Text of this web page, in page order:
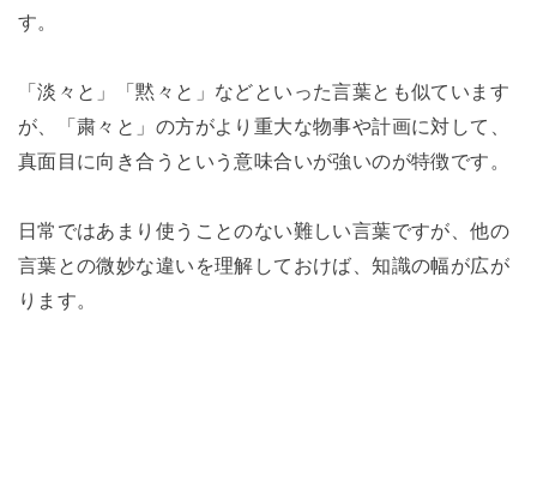
す。
「淡々と」「黙々と」などといった言葉とも似ています
が、「粛々と」の方がより重大な物事や計画に対して、
真面目に向き合うという意味合いが強いのが特徴です。
日常ではあまり使うことのない難しい言葉ですが、他の
言葉との微妙な違いを理解しておけば、知識の幅が広が
ります。